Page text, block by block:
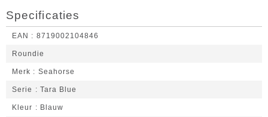
Specificaties
EAN 8719002104846
Roundie
Merk Seahorse
Serie Tara Blue
Kleur Blauw